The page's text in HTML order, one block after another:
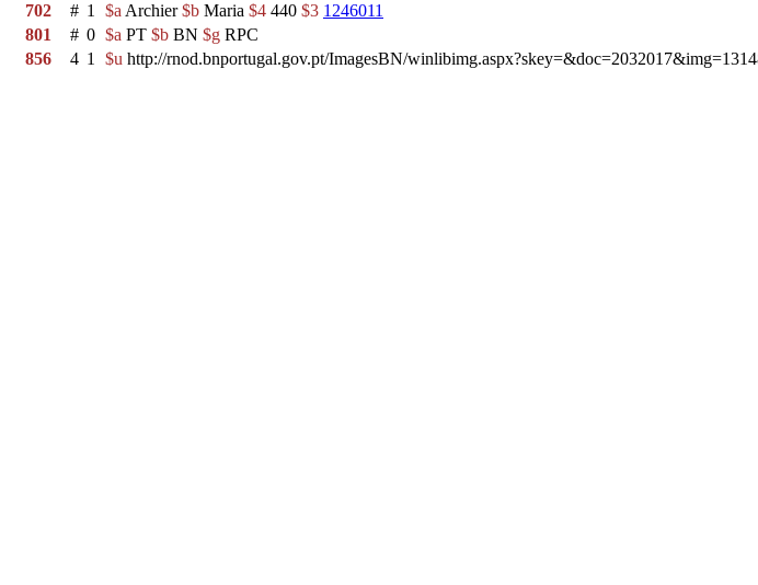
702
# 1 $a Archier$b Maria $4 440 $3 1246011
801
# 0 $a PT $b BN $g RPC
856
4 1 $u http://rnod.bnportugal.gov.pt/ImagesBN/